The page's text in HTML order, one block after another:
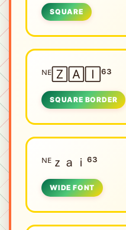
SQUARE
ᴺᴱㅤ🅉🄰🄸⁶³
SQUARE BORDER
ᴺᴱㅤｚａｉ⁶³
WIDE FONT